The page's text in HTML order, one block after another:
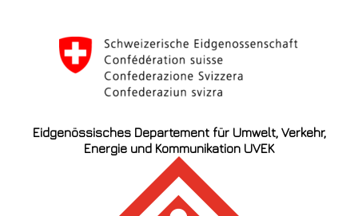
Eidgenössisches Departement für Umwelt, Verkehr,
Energie und Kommunikation UVEK